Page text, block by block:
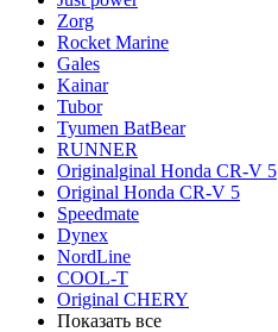
Zorg
Rocket Marine
Gales
Kainar
Tubor
Tyumen BatBear
RUNNER
Originalginal Honda CR-V 5
Original Honda CR-V 5
Speedmate
Dynex
NordLine
COOL-T
Original СHERY
Показать все